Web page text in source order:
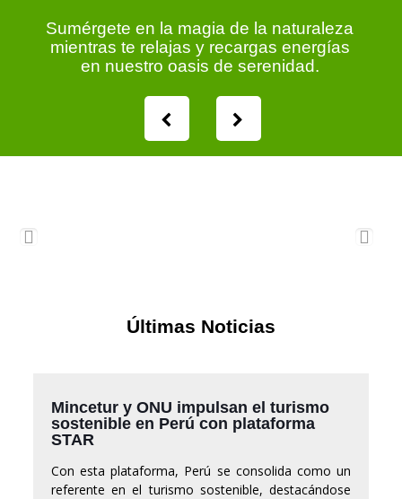
Sumérgete en la magia de la naturaleza
mientras te relajas y recargas energías
en nuestro oasis de serenidad.
Últimas Noticias
Mincetur y ONU impulsan el turismo
sostenible en Perú con plataforma
STAR
Con esta plataforma, Perú se consolida como un
referente en el turismo sostenible, destacándose